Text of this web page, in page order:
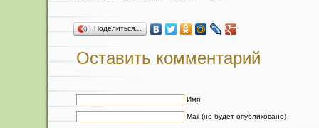
Поделиться…
Оставить комментарий
Имя
Mail (не будет опубликовано)